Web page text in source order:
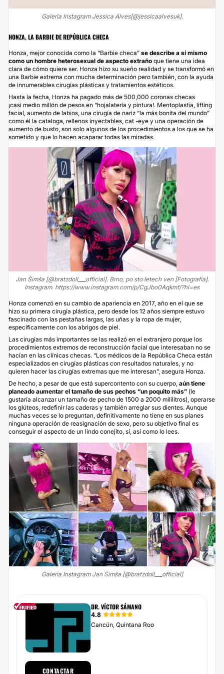
Galería Instagram Jessica Alves[@jessicaalvesuk].
HONZA, LA BARBIE DE REPÚBLICA CHECA
Honza, mejor conocida como la “Barbie checa” se describe a sí mismo
como un hombre heterosexual de aspecto extraño que tiene una idea
clara de cómo quiere ser. Honza hizo su sueño realidad y se transformó en
una Barbie extrema con mucha determinación pero también, con la ayuda
de innumerables cirugías plásticas y tratamientos estéticos.
Hasta la fecha, Honza ha pagado más de 500,000 coronas checas
¡casi medio millón de pesos en “hojalatería y pintura!. Mentoplastia, lifting
facial, aumento de labios, una cirugía de nariz “la más bonita del mundo”
como él la cataloga, rellenos inyectables, cat -eye y una operación de
aumento de busto, son solo algunos de los procedimientos a los que se ha
sometido y que lo hacen acaparar todas las miradas.
Jan Šimša [@bratzdoll___official]. Brno, po sto letech ven [Fotografia].
Instagram. https://www.instagram.com/p/CgJbo0Aqkmf/?hl=es
Honza comenzó en su cambio de apariencia en 2017, año en el que se
hizo su primera cirugía plástica, pero desde los 12 años siempre estuvo
fascinado con las pestañas largas, las uñas y la ropa de mujer,
específicamente con los abrigos de piel.
Las cirugías más importantes se las realizó en el extranjero porque los
procedimientos extremos de reconstrucción facial que interesaban no se
hacían en las clínicas checas. “Los médicos de la República Checa están
especializados en cirugías plásticas con resultados naturales, y no
quieren hacer las cirugías extremas que me interesan”, asegura Honza.
De hecho, a pesar de que está supercontento con su cuerpo, aún tiene
planeado aumentar el tamaño de sus pechos “un poquito más” (le
gustaría alcanzar un tamaño de pecho de 1500 a 2000 mililitros), operarse
los glúteos, redefinir las caderas y también arreglar sus dientes. Aunque
muchas veces se lo preguntan, definitivamente no tiene en sus planes
ninguna operación de reasignación de sexo, pero su objetivo final es
conseguir el aspecto de un lindo conejito, sí, así como lo lees.
Galería Instagram Jan Šimša [@bratzdoll___official]
DR. VÍCTOR SÁMANO
4.8
Cancún, Quintana Roo
CONTACTAR